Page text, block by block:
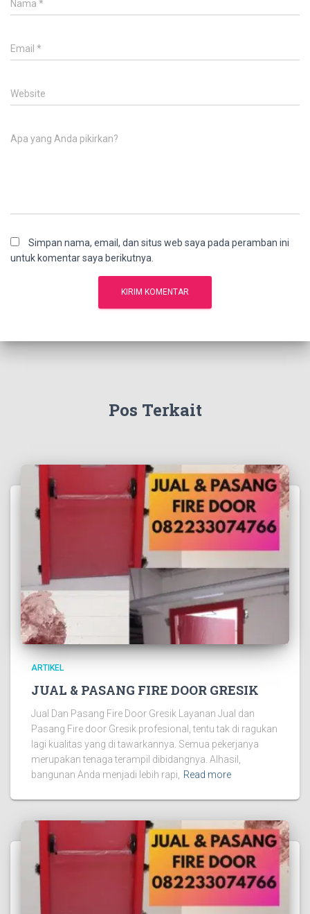
Nama *
Email *
Website
Apa yang Anda pikirkan?
Simpan nama, email, dan situs web saya pada peramban ini
untuk komentar saya berikutnya.
Pos Terkait
ARTIKEL
JUAL & PASANG FIRE DOOR GRESIK
Jual Dan Pasang Fire Door Gresik Layanan Jual dan
Pasang Fire door Gresik profesional, tentu tak di ragukan
lagi kualitas yang di tawarkannya. Semua pekerjanya
merupakan tenaga terampil dibidangnya. Alhasil,
bangunan Anda menjadi lebih rapi,
Read more